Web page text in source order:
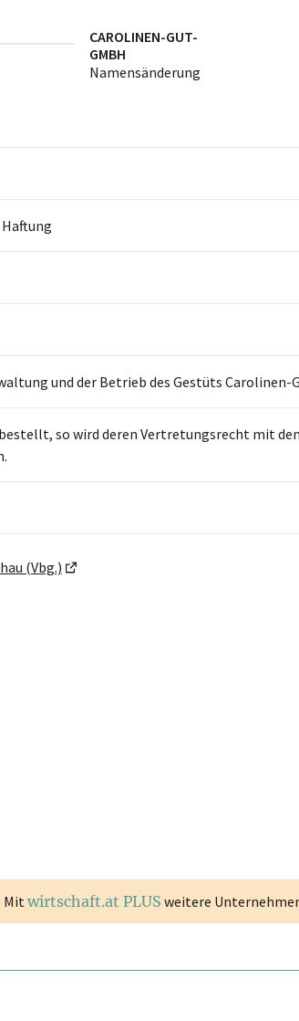
CAROLINEN-GUT-
GMBH
Namensänderung
und der Betrieb des Gestüts Carolinen-
so wird deren Vertretungsrecht mit
(Vbg.)
Mitwirtschaft.at PLUS weitere